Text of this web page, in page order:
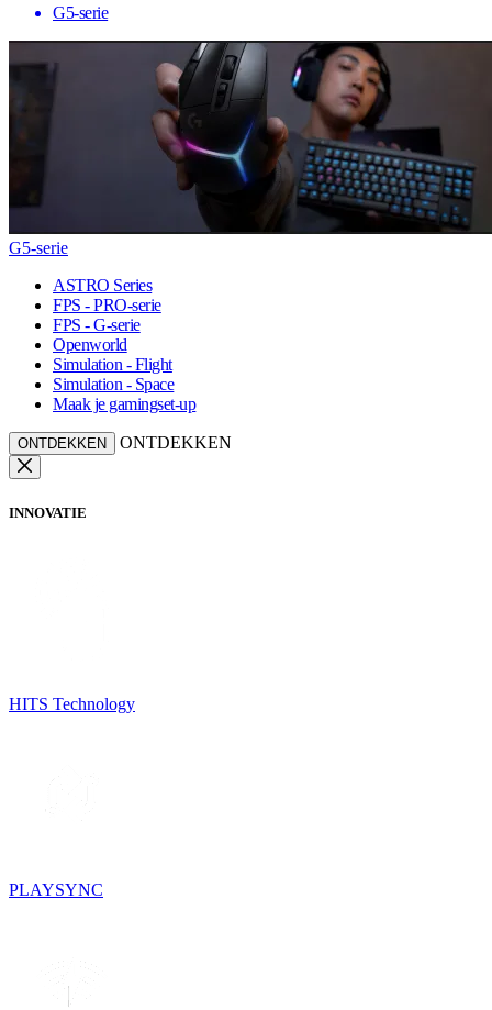
G5-serie
G5-serie
ASTRO Series
FPS - PRO-serie
FPS - G-serie
Openworld
Simulation - Flight
Simulation - Space
Maak je gamingset-up
ONTDEKKEN ONTDEKKEN
INNOVATIE
HITS Technology
PLAYSYNC